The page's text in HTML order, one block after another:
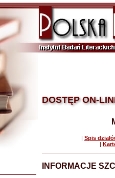
DOSTĘP ON-
| Spis
|
INFORMACJE